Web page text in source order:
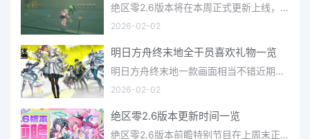
绝区零2.6版本将在本周正式更新上线，上周的前瞻直播官方给玩家们带来关于最新版本的卡池信息和相关活动内容，
2026-02-02
明日方舟终末地全干员喜欢礼物一览
明日方舟终末地一款画面相当不错近期非常火爆的大型二次元冒险游戏，这里有相当多好看的干员可以让你来抽取并
2026-02-02
绝区零2.6版本更新时间一览
绝区零2.6版本前瞻特别节目在上周末正式播出，官方给玩家们带来了许多关于最新版本的相关资讯和上线时间，不少